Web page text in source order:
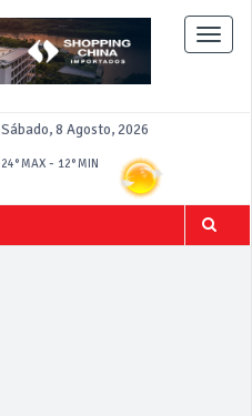
Sábado, 8 Agosto, 2026
24°MAX - 12°MIN
Toggle